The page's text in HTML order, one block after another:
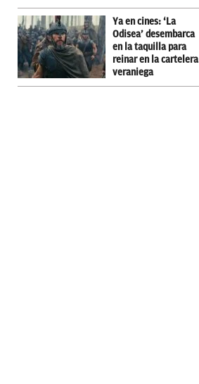
Ya en cines: ‘La
Odisea’ desembarca
en la taquilla para
reinar en la cartelera
veraniega